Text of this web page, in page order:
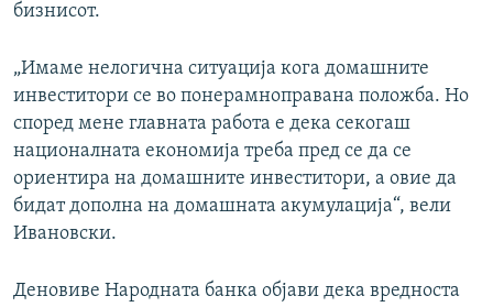
бизнисот.
„Имаме нелогична ситуација кога домашните
инвеститори се во понерамноправана положба. Но
според мене главната работа е дека секогаш
националната економија треба пред се да се
ориентира на домашните инвеститори, а овие да
бидат дополна на домашната акумулација“, вели
Ивановски.
Деновиве Народната банка објави дека вредноста